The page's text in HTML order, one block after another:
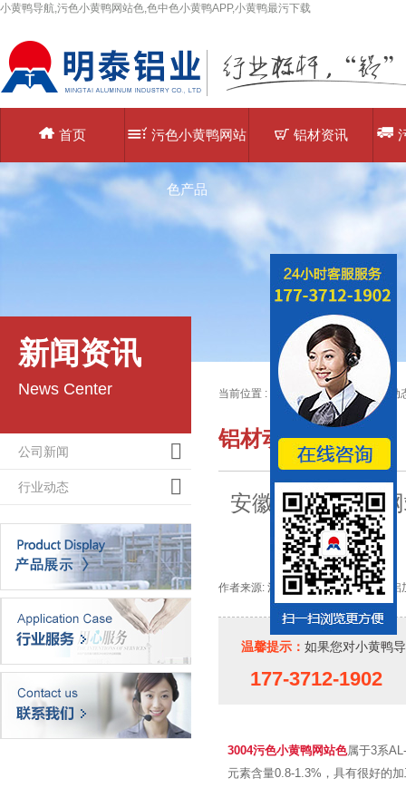
小黄鸭导航,污色小黄鸭网站色,色中色小黄鸭APP,小黄鸭最污下载
首页 污色小黄鸭网站
色产品
铝材资讯
新闻资讯
News Center
公司新闻
行业动态
当前位置 : 主页 >铝材资讯>> 铝材动
铝材动态
安徽污色小黄鸭网
作者来源: 河南小黄鸭导航铝业-大型铝
温馨提示： 如果您对小黄鸭导
177-3712-1902
3004污色小黄鸭网站色属于3系AL-
元素含量0.8-1.3%，具有很好的